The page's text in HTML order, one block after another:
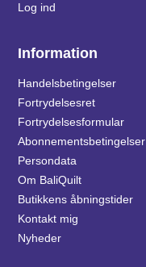
Log ind
Information
Handelsbetingelser
Fortrydelsesret
Fortrydelsesformular
Abonnementsbetingelser
Persondata
Om BaliQuilt
Butikkens åbningstider
Kontakt mig
Nyheder